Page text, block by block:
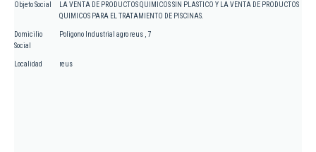
Objeto Social
LA VENTA DE PRODUCTOS QUIMICOS SIN PLASTICO Y LA VENTA DE PRODUCTOS
QUIMICOS PARA EL TRATAMIENTO DE PISCINAS.
Domicilio
Social
Poligono Industrial agro reus , 7
Localidad reus